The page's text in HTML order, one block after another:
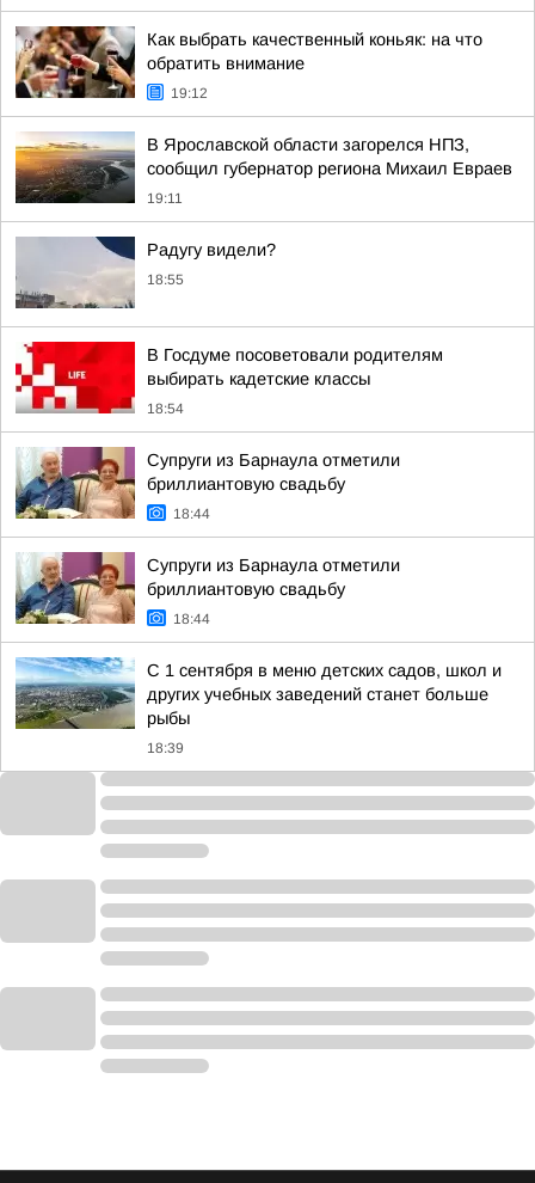
Как выбрать качественный коньяк: на что
обратить внимание
19:12
В Ярославской области загорелся НПЗ,
сообщил губернатор региона Михаил Евраев
19:11
Радугу видели?
18:55
В Госдуме посоветовали родителям
выбирать кадетские классы
18:54
Супруги из Барнаула отметили
бриллиантовую свадьбу
18:44
Супруги из Барнаула отметили
бриллиантовую свадьбу
18:44
С 1 сентября в меню детских садов, школ и
других учебных заведений станет больше
рыбы
18:39